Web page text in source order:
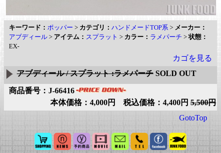
キーワード： ポッパー > カテゴリ： ハンドメードTOP系 > メーカー：
アブディール > アイテム： スプラット > カラー： ラメパーチ >状態：
EX-
カゴを見る
アブディール / スプラット :ラメパーチ SOLD OUT
商品番号：J-66416
本体価格：4,000円 税込価格：4,400円 5,500円
GotoTop